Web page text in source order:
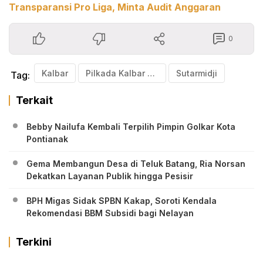
Transparansi Pro Liga, Minta Audit Anggaran
0
Tag: Kalbar Pilkada Kalbar 2024 Sutarmidji
Terkait
Bebby Nailufa Kembali Terpilih Pimpin Golkar Kota
Pontianak
Gema Membangun Desa di Teluk Batang, Ria Norsan
Dekatkan Layanan Publik hingga Pesisir
BPH Migas Sidak SPBN Kakap, Soroti Kendala
Rekomendasi BBM Subsidi bagi Nelayan
Terkini